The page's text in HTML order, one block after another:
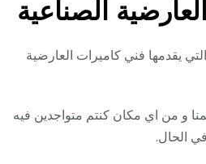
الصناعية
يقدمها فني كاميرات العارضية
و من اي مكان كنتم متواجدين فيه
الحال.